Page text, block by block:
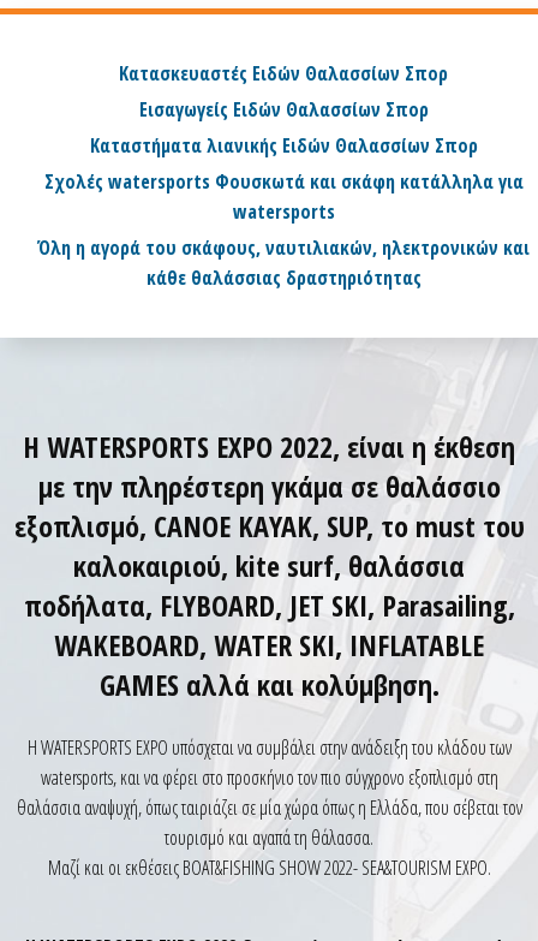
Κατασκευαστές Ειδών Θαλασσίων Σπορ
Εισαγωγείς Ειδών Θαλασσίων Σπορ
Καταστήματα λιανικής Ειδών Θαλασσίων Σπορ
Σχολές watersports Φουσκωτά και σκάφη κατάλληλα για
watersports
Όλη η αγορά του σκάφους, ναυτιλιακών, ηλεκτρονικών και
κάθε θαλάσσιας δραστηριότητας
Η WATERSPORTS EXPO 2022, είναι η έκθεση
με την πληρέστερη γκάμα σε θαλάσσιο
εξοπλισμό, CANOE KAYAK, SUP, το must του
καλοκαιριού, kite surf, θαλάσσια
ποδήλατα, FLYBOARD, JET SKI, Parasailing,
WAKEBOARD, WATER SKI, INFLATABLE
GAMES αλλά και κολύμβηση.
Η WATERSPORTS EXPO υπόσχεται να συμβάλει στην ανάδειξη του κλάδου των
watersports, και να φέρει στο προσκήνιο τον πιο σύγχρονο εξοπλισμό στη
θαλάσσια αναψυχή, όπως ταιριάζει σε μία χώρα όπως η Ελλάδα, που σέβεται τον
τουρισμό και αγαπά τη θάλασσα.
Μαζί και οι εκθέσεις BOAT&FISHING SHOW 2022- SEA&TOURISM EXPO.